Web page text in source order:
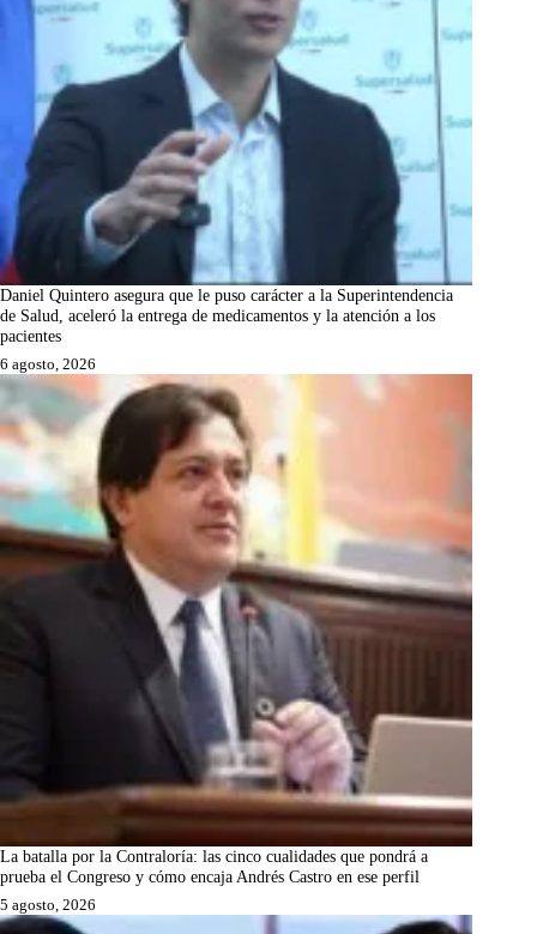
Daniel Quintero asegura que le puso carácter a la Superintendencia
de Salud, aceleró la entrega de medicamentos y la atención a los
pacientes
6 agosto, 2026
La batalla por la Contraloría: las cinco cualidades que pondrá a
prueba el Congreso y cómo encaja Andrés Castro en ese perfil
5 agosto, 2026